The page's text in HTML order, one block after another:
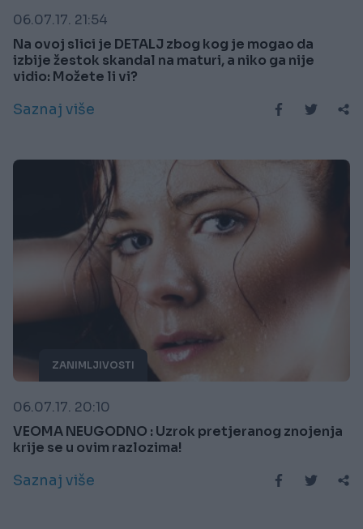
06.07.17. 21:54
Na ovoj slici je DETALJ zbog kog je mogao da
izbije žestok skandal na maturi, a niko ga nije
vidio: Možete li vi?
Saznaj više
ZANIMLJIVOSTI
06.07.17. 20:10
VEOMA NEUGODNO : Uzrok pretjeranog znojenja
krije se u ovim razlozima!
Saznaj više